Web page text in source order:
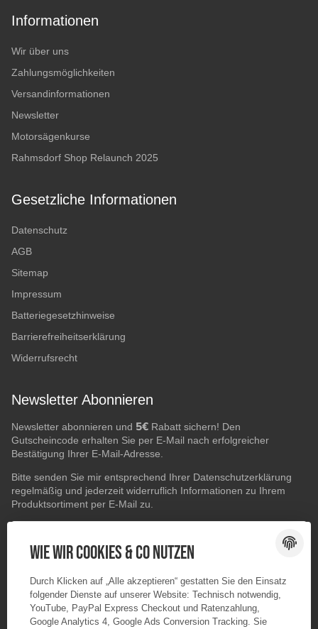
Informationen
Wir über uns
Zahlungsmöglichkeiten
Versandinformationen
Newsletter
Motorsägenkurse
Rahmsdorf Shop Relaunch 2025
Gesetzliche Informationen
Datenschutz
AGB
Sitemap
Impressum
Batteriegesetzhinweise
Barrierefreiheitserklärung
Widerrufsrecht
Newsletter Abonnieren
Newsletter abonnieren und 5€ Rabatt sichern! Den
Gutscheincode erhalten Sie per E-Mail nach erfolgreicher
Bestätigung Ihrer E-Mail-Adresse.
Bitte senden Sie mir entsprechend Ihrer Datenschutzerklärung
regelmäßig und jederzeit widerruflich Informationen zu Ihrem
Produktsortiment per E-Mail zu.
ABONNIEREN
Wie wir Cookies & Co nutzen
Durch Klicken auf „Alle akzeptieren“ gestatten Sie den Einsatz
folgender Dienste auf unserer Website: Technisch notwendig,
YouTube, PayPal Express Checkout und Ratenzahlung,
Google Analytics 4, Google Ads Conversion Tracking. Sie